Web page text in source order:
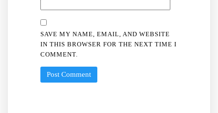
SAVE MY NAME, EMAIL, AND WEBSITE
IN THIS BROWSER FOR THE NEXT TIME I
COMMENT.